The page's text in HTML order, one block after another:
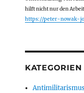
hilft nicht nur den
https://peter-nowak-
KATEGORIEN
Antimilitarismus